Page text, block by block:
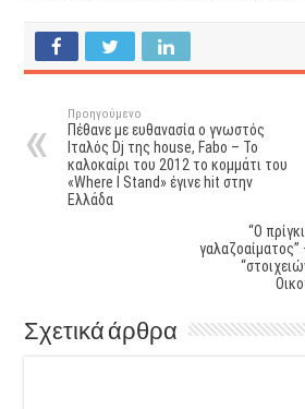
Προηγούμενο
Πέθανε με ευθανασία ο γνωστός
Ιταλός Dj της house, Fabo – Το
καλοκαίρι του 2012 το κομμάτι του
«Where I Stand» έγινε hit στην
Ελλάδα
“Ο
Σχετικά άρθρα